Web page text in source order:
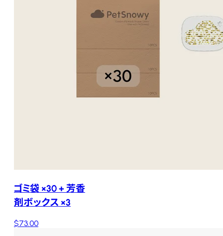
ゴミ袋 ×30 + 芳香
剤ボックス ×3
$73.00